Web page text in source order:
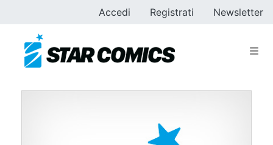
Accedi Registrati Newsletter